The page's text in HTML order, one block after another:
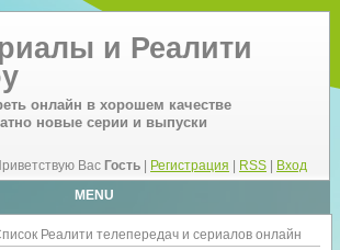
и Реалити
онлайн в хорошем качестве
новые серии и выпуски
Вас Гость Регистрация RSS
Вход
MENU
Реалити телепередач и сериалов онлайн